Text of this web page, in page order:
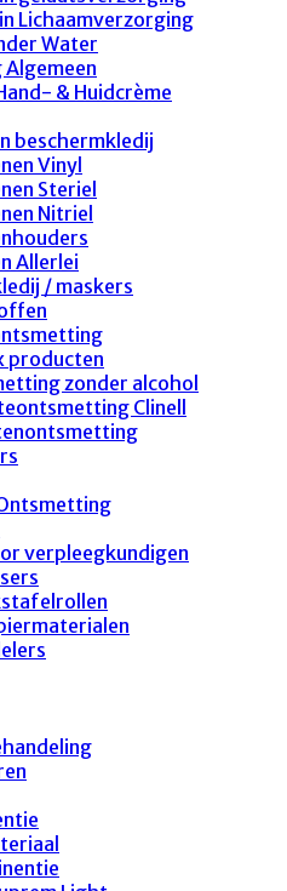
Lichaamverzorging
Water
& Huidcrème
beschermkledij
Vinyl
Steriel
Nitriel
Allerlei
/ maskers
producten
zonder alcohol
Clinell
verpleegkundigen